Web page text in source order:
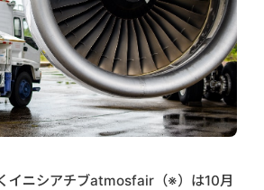
イニシアチブatmosfair（※）は10月